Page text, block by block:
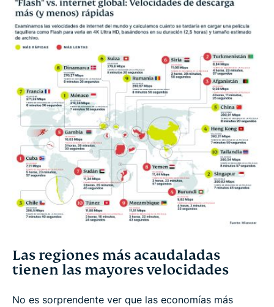
Las regiones más acaudaladas
tienen las mayores velocidades
No es sorprendente ver que las economías más